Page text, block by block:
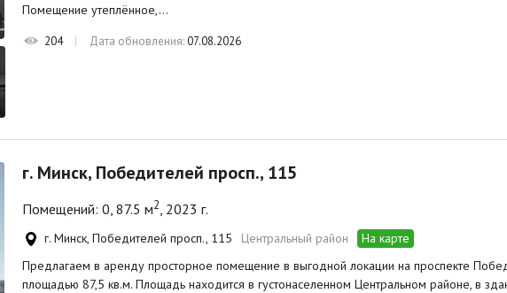
Помещение утеплённое,…
204 Дата обновления:07.08.2026
г. Минск, Победителей просп., 115
Помещений: 0, 87.5 м2, 2023 г.
г. Минск, Победителей просп., 115 Центральный район
На карте
Предлагаем в аренду просторное помещение в выгодной локации на проспекте
площадью 87,5 кв.м. Площадь находится в густонаселенном Центральном районе, в